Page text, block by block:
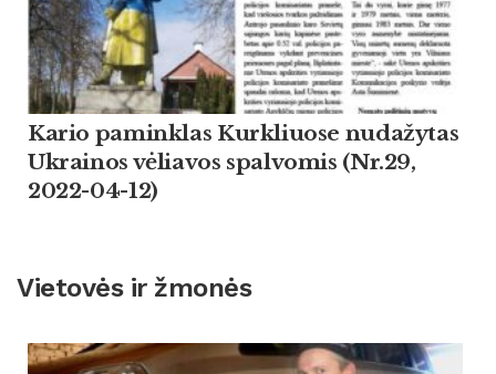
Kario paminklas Kurkliuose nudažytas
Ukrainos vėliavos spalvomis (Nr.29,
2022-04-12)
Vietovės ir žmonės